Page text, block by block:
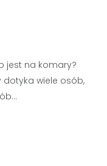
jest na komary?
wiele osób,